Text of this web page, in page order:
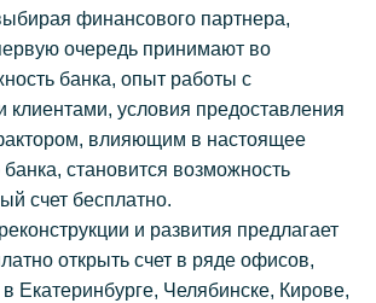
финансового партнера,
очередь принимают во
банка, опыт работы с
клиентами, условия предоставления
влияющим в настоящее
становится возможность
счет бесплатно.
и развития предлагает
открыть счет в ряде офисов,
Екатеринбурге, Челябинске, Кирове,